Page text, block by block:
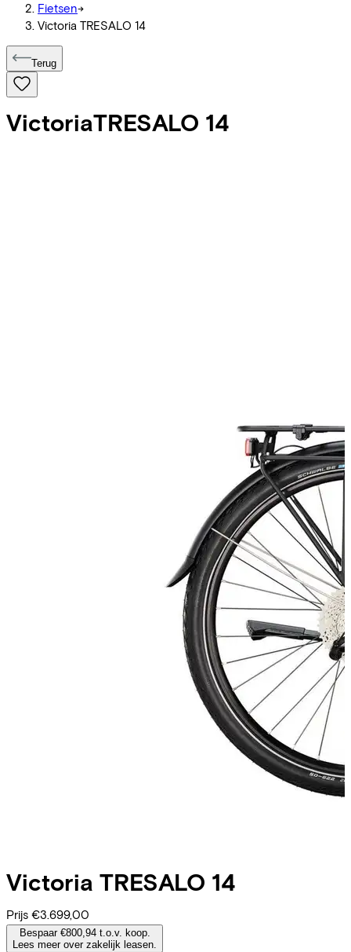
Fietsen->
Victoria TRESALO 14
Terug
VictoriaTRESALO 14
Victoria TRESALO 14
Prijs €3.699,00
Bespaar €800,94 t.o.v. koop.
Lees meer over zakelijk leasen.